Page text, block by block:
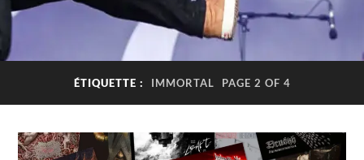
ÉTIQUETTE : IMMORTAL PAGE 2 OF 4